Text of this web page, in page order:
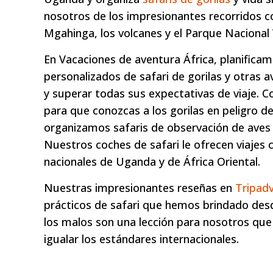
nosotros de los impresionantes recorridos
Mgahinga, los volcanes y el Parque Nacional
En Vacaciones de aventura África,
personalizados de safari de gorilas y otras
y superar todas sus expectativas de viaje.
para que conozcas a los gorilas en peligro
organizamos safaris de observación de
Nuestros coches de safari le ofrecen
nacionales de Uganda y de África Oriental.
Nuestras impresionantes reseñas en
prácticos de safari que hemos brindado
los malos son una lección para nosotros
igualar los estándares internacionales.